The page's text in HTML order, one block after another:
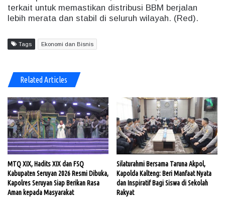
terkait untuk memastikan distribusi BBM berjalan
lebih merata dan stabil di seluruh wilayah. (Red).
Tags Ekonomi dan Bisnis
Related Articles
MTQ XIX, Hadits XIX dan FSQ
Kabupaten Seruyan 2026 Resmi Dibuka,
Kapolres Seruyan Siap Berikan Rasa
Aman kepada Masyarakat
Silaturahmi Bersama Taruna Akpol,
Kapolda Kalteng: Beri Manfaat Nyata
dan Inspiratif Bagi Siswa di Sekolah
Rakyat